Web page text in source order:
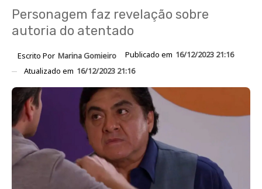
Personagem faz revelação sobre
autoria do atentado
Escrito Por Marina Gomieiro Publicado em 16/12/2023 21:16
Atualizado em 16/12/2023 21:16